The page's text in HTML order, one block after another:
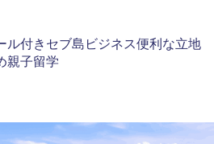
ル付き セブ島 ビジネス便利な立地
親子留学